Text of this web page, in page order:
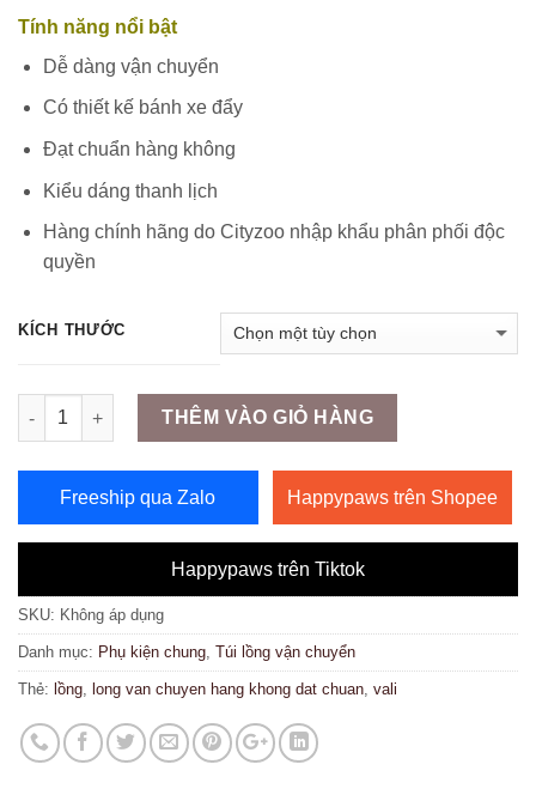
Tính năng nổi bật
Dễ dàng vận chuyển
Có thiết kế bánh xe đẩy
Đạt chuẩn hàng không
Kiểu dáng thanh lịch
Hàng chính hãng do Cityzoo nhập khẩu phân phối độc
quyền
KÍCH THƯỚC
Số lượng
THÊM VÀO GIỎ HÀNG
Freeship qua Zalo Happypaws trên Shopee
Happypaws trên Tiktok
SKU: Không áp dụng
Danh mục: Phụ kiện chung, Túi lồng vận chuyển
Thẻ: lồng, long van chuyen hang khong dat chuan, vali